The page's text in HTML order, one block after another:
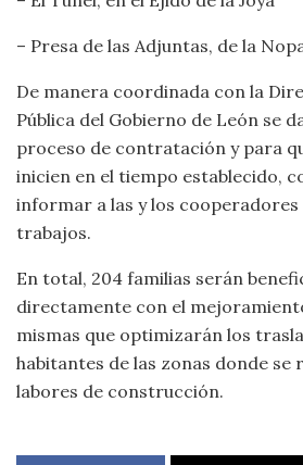
– Presa de las Adjuntas, de la
De manera coordinada con la
Pública del Gobierno de León se
proceso de contratación y para
inicien en el tiempo establecido,
informar a las y los cooperadores
trabajos.
En total, 204 familias serán
directamente con el
mismas que optimizarán los
habitantes de las zonas donde se
labores de construcción.